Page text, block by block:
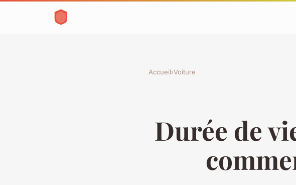
Accueil›Voiture
Durée de